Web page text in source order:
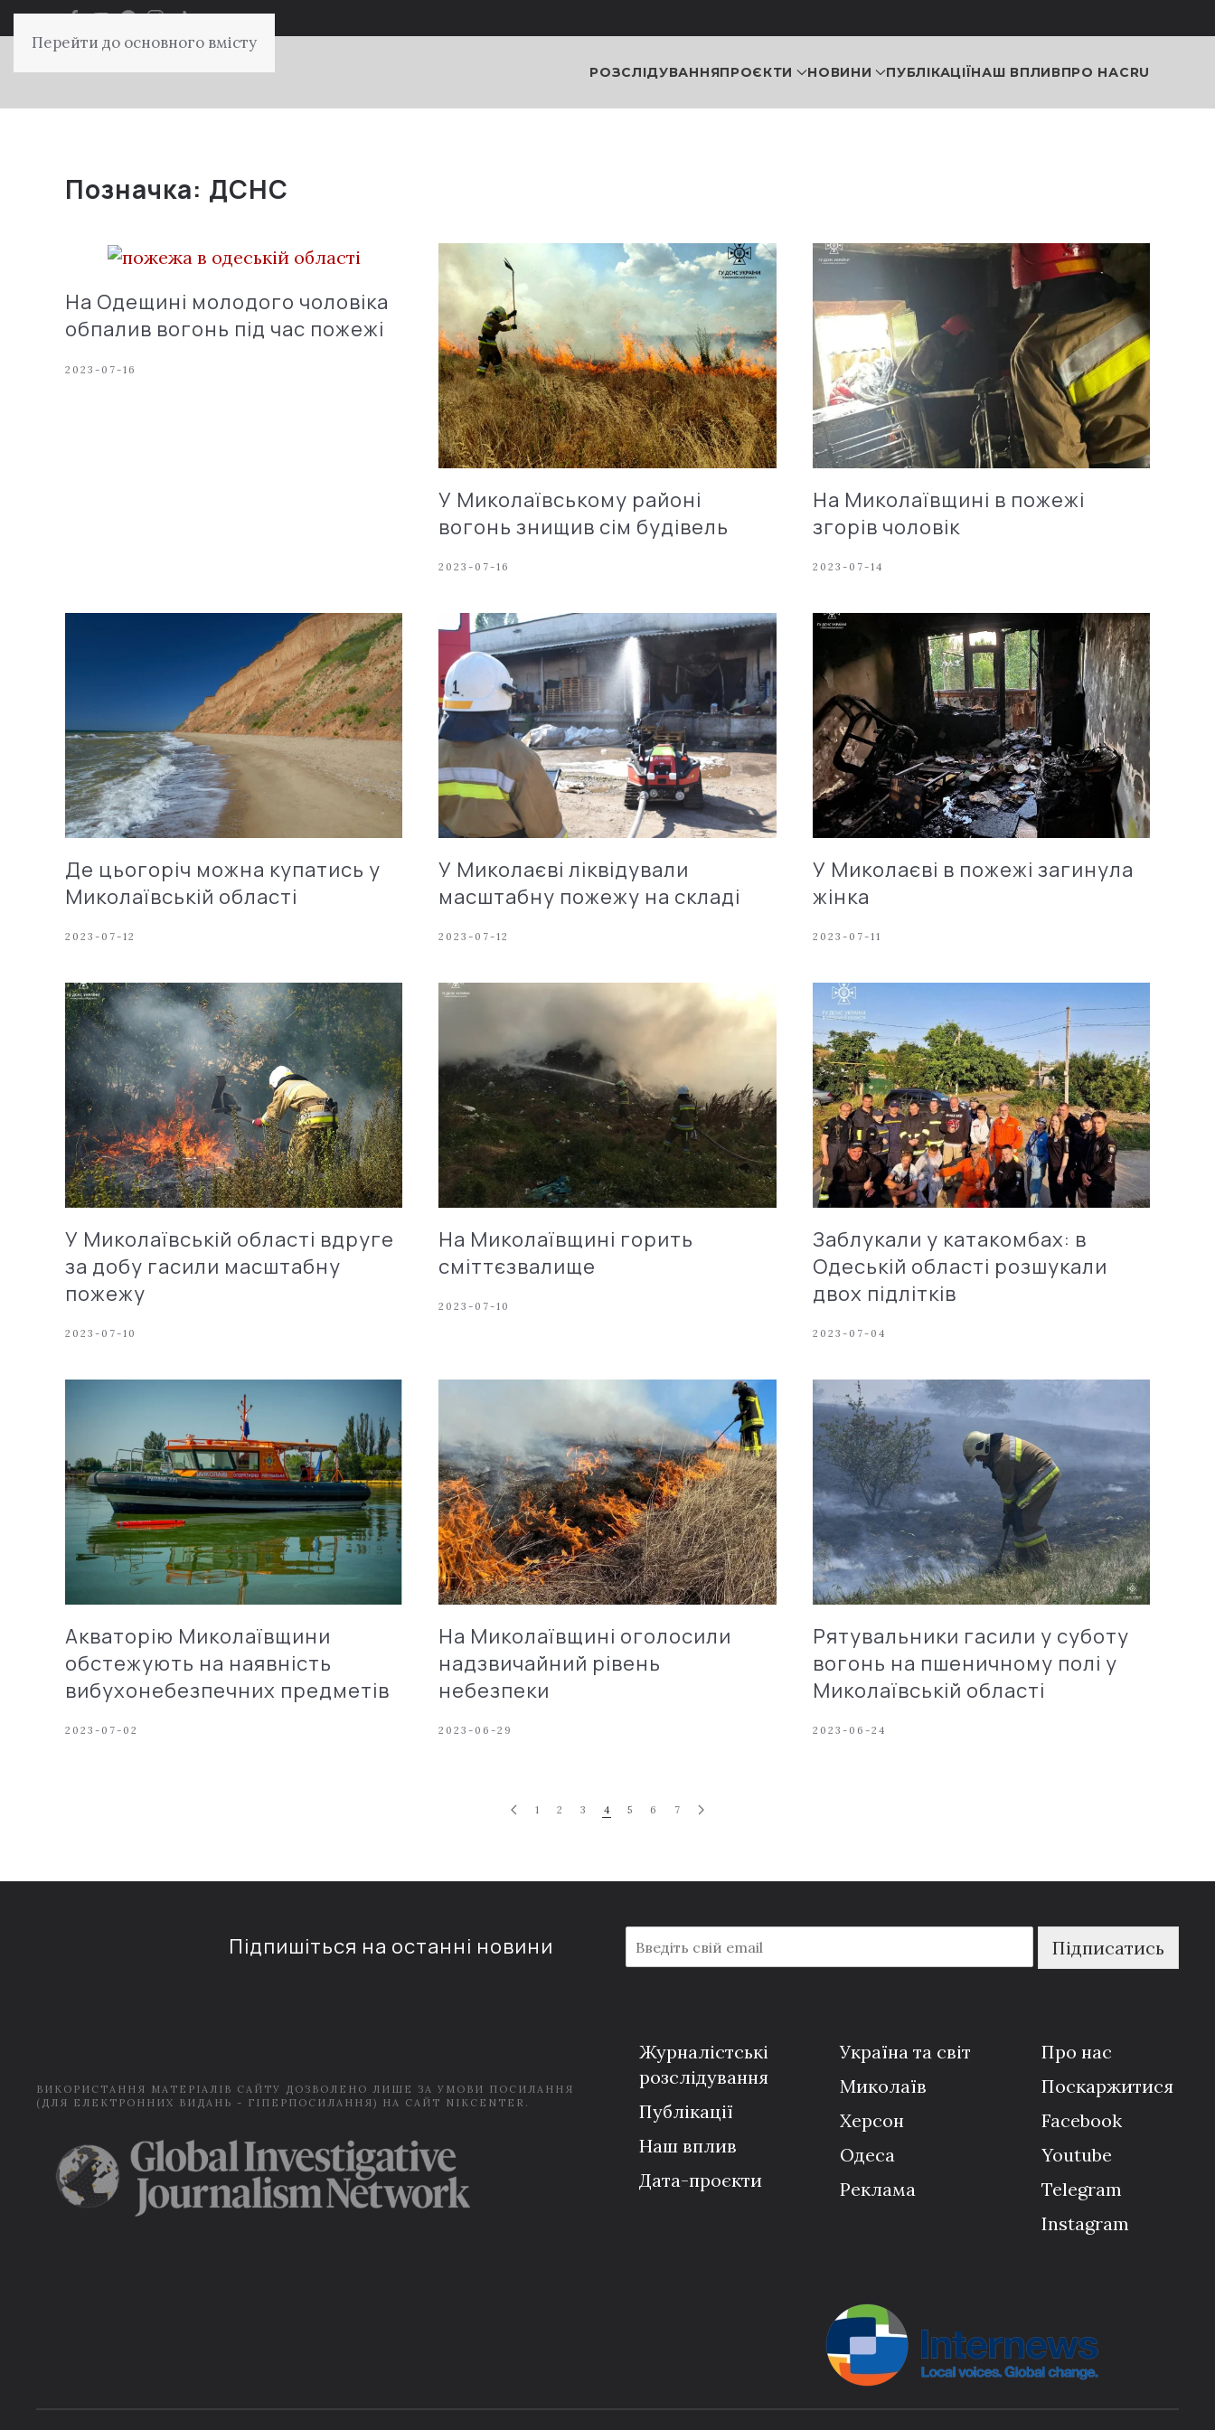
Перейти до основного вмісту
РОЗСЛІДУВАННЯПРОЄКТИ НОВИНИ ПУБЛІКАЦІЇНАШ ВПЛИВПРО НАСRU
Позначка: ДСНС
На Одещині молодого чоловіка
обпалив вогонь під час пожежі
2023-07-16
У Миколаївському районі
вогонь знищив сім будівель
2023-07-16
На Миколаївщині в пожежі
згорів чоловік
2023-07-14
Де цьогоріч можна купатись у
Миколаївській області
2023-07-12
У Миколаєві ліквідували
масштабну пожежу на складі
2023-07-12
У Миколаєві в пожежі загинула
жінка
2023-07-11
У Миколаївській області вдруге
за добу гасили масштабну
пожежу
2023-07-10
На Миколаївщині горить
сміттєзвалище
2023-07-10
Заблукали у катакомбах: в
Одеській області розшукали
двох підлітків
2023-07-04
Акваторію Миколаївщини
обстежують на наявність
вибухонебезпечних предметів
2023-07-02
На Миколаївщині оголосили
надзвичайний рівень
небезпеки
2023-06-29
Рятувальники гасили у суботу
вогонь на пшеничному полі у
Миколаївській області
2023-06-24
1 2 3 4 5 6 7
Підпишіться на останні новини
m
a
Підписатись
ВИКОРИСТАННЯ МАТЕРІАЛІВ САЙТУ ДОЗВОЛЕНО ЛИШЕ ЗА УМОВИ ПОСИЛАННЯ
(ДЛЯ ЕЛЕКТРОННИХ ВИДАНЬ - ГІПЕРПОСИЛАННЯ) НА САЙТ NIKCENTER.
Журналістські
розслідування
Публікації
Наш вплив
Дата-проєкти
Україна та світ
Миколаїв
Херсон
Одеса
Реклама
Про нас
Поскаржитися
Facebook
Youtube
Telegram
Instagram